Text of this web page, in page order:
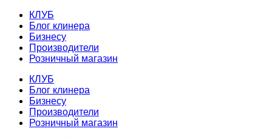
КЛУБ
Блог клинера
Бизнесу
Производители
Розничный магазин
КЛУБ
Блог клинера
Бизнесу
Производители
Розничный магазин